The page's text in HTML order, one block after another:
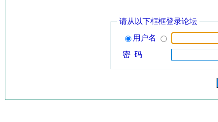
请从以下框框登录论坛
用户名
密 码